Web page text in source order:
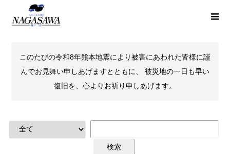
このたびの令和8年熊本地震により被害にあわれた皆様に謹
んでお見舞い申しあげますとともに、 被災地の一日も早い
復旧を、心よりお祈り申しあげます。